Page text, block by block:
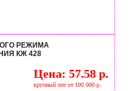
РЕЖИМА
КЖ 428
Цена: 57.58 р.
крупный опт от 100 000 р.